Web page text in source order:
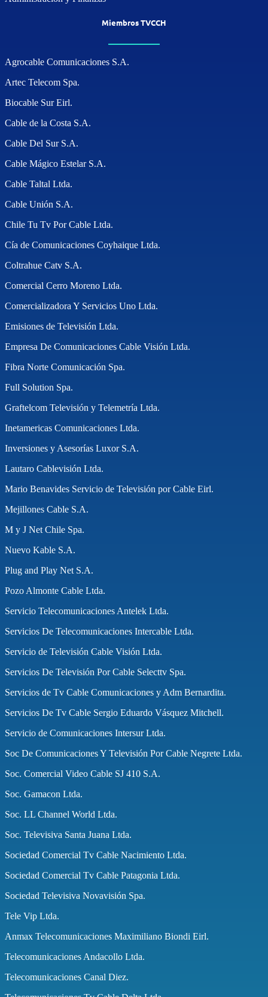
Miembros TVCCH
Agrocable Comunicaciones S.A.
Artec Telecom Spa.
Biocable Sur Eirl.
Cable de la Costa S.A.
Cable Del Sur S.A.
Cable Mágico Estelar S.A.
Cable Taltal Ltda.
Cable Unión S.A.
Chile Tu Tv Por Cable Ltda.
Cía de Comunicaciones Coyhaique Ltda.
Coltrahue Catv S.A.
Comercial Cerro Moreno Ltda.
Comercializadora Y Servicios Uno Ltda.
Emisiones de Televisión Ltda.
Empresa De Comunicaciones Cable Visión Ltda.
Fibra Norte Comunicación Spa.
Full Solution Spa.
Graftelcom Televisión y Telemetría Ltda.
Inetamericas Comunicaciones Ltda.
Inversiones y Asesorías Luxor S.A.
Lautaro Cablevisión Ltda.
Mario Benavides Servicio de Televisión por Cable Eirl.
Mejillones Cable S.A.
M y J Net Chile Spa.
Nuevo Kable S.A.
Plug and Play Net S.A.
Pozo Almonte Cable Ltda.
Servicio Telecomunicaciones Antelek Ltda.
Servicios De Telecomunicaciones Intercable Ltda.
Servicio de Televisión Cable Visión Ltda.
Servicios De Televisión Por Cable Selecttv Spa.
Servicios de Tv Cable Comunicaciones y Adm Bernardita.
Servicios De Tv Cable Sergio Eduardo Vásquez Mitchell.
Servicio de Comunicaciones Intersur Ltda.
Soc De Comunicaciones Y Televisión Por Cable Negrete Ltda.
Soc. Comercial Video Cable SJ 410 S.A.
Soc. Gamacon Ltda.
Soc. LL Channel World Ltda.
Soc. Televisiva Santa Juana Ltda.
Sociedad Comercial Tv Cable Nacimiento Ltda.
Sociedad Comercial Tv Cable Patagonia Ltda.
Sociedad Televisiva Novavisión Spa.
Tele Vip Ltda.
Anmax Telecomunicaciones Maximiliano Biondi Eirl.
Telecomunicaciones Andacollo Ltda.
Telecomunicaciones Canal Diez.